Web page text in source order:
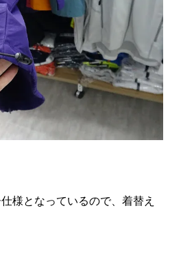
様となっているので、着替え